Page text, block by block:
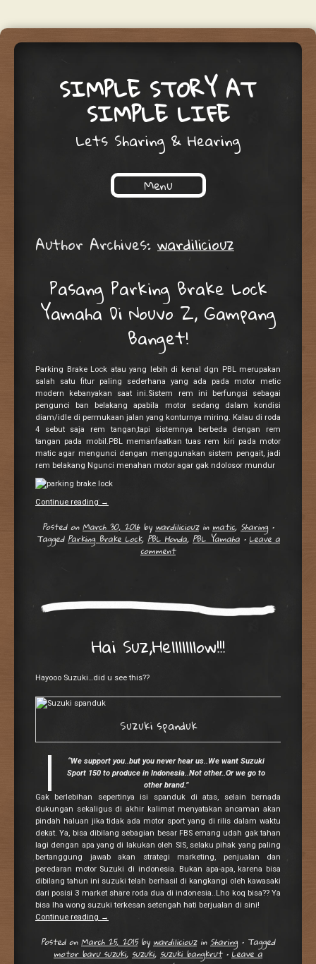
SIMPLE STORY AT
SIMPLE LIFE
Lets Sharing & Hearing
Menu
Author Archives: wardiliciouz
Pasang Parking Brake Lock
Yamaha Di Nouvo Z, Gampang
Banget!
Parking Brake Lock atau yang lebih di kenal dgn PBL merupakan
salah satu fitur paling sederhana yang ada pada motor metic
modern kebanyakan saat ini.Sistem rem ini berfungsi sebagai
pengunci ban belakang apabila motor sedang dalam kondisi
diam/idle di permukaan jalan yang konturnya miring. Kalau di roda
4 sebut saja rem tangan,tapi sistemnya berbeda dengan rem
tangan pada mobil.PBL memanfaatkan tuas rem kiri pada motor
matic agar mengunci dengan menggunakan sistem pengait, jadi
rem belakang Ngunci menahan motor agar gak ndolosor mundur
Continue reading →
Posted onMarch 30, 2016by wardiliciouz in matic, Sharing •
Tagged Parking Brake Lock, PBL Honda, PBL Yamaha • Leave a
comment
Hai Suz,Helllllllow!!!
Hayooo Suzuki…did u see this??
Suzuki spanduk
“We support you..but you never hear us..We want Suzuki
Sport 150 to produce in Indonesia..Not other..Or we go to
other brand.”
Gak berlebihan sepertinya isi spanduk di atas, selain bernada
dukungan sekaligus di akhir kalimat menyatakan ancaman akan
pindah haluan jika tidak ada motor sport yang di rilis dalam waktu
dekat. Ya, bisa dibilang sebagian besar FBS emang udah gak tahan
lagi dengan apa yang di lakukan oleh SIS, selaku pihak yang paling
bertanggung jawab akan strategi marketing, penjualan dan
peredaran motor Suzuki di indonesia. Bukan apa-apa, karena bisa
dibilang tahun ini suzuki telah berhasil di kangkangi oleh kawasaki
dari posisi 3 market share roda dua di indonesia..Lho koq bisa?? Ya
bisa lha wong suzuki terkesan setengah hati berjualan di sini!
Continue reading →
Posted onMarch 25, 2015by wardiliciouz in Sharing • Tagged
motor baru suzuki, suzuki, suzuki bangkrut • Leave a